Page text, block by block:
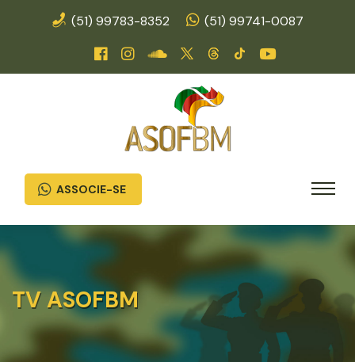
(51) 99783-8352 (51) 99741-0087
ASSOCIE-SE
TV ASOFBM